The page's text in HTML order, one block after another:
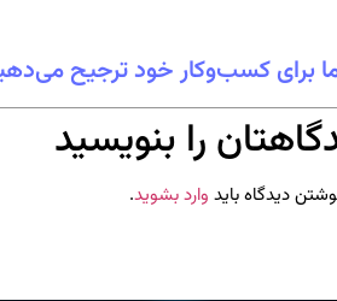
برای کسب‌وکار خود ترجیح
را بنویسید
دیدگاه باید وارد بشوید.